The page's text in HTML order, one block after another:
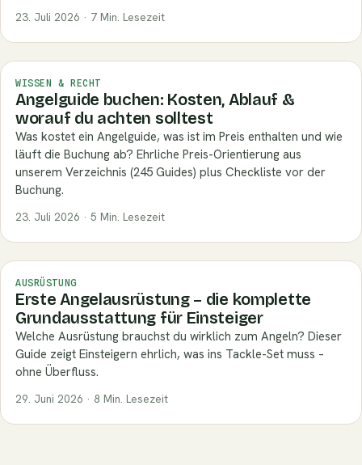
23. Juli 2026 · 7 Min. Lesezeit
WISSEN & RECHT
Angelguide buchen: Kosten, Ablauf &
worauf du achten solltest
Was kostet ein Angelguide, was ist im Preis enthalten und wie
läuft die Buchung ab? Ehrliche Preis-Orientierung aus
unserem Verzeichnis (245 Guides) plus Checkliste vor der
Buchung.
23. Juli 2026 · 5 Min. Lesezeit
AUSRÜSTUNG
Erste Angelausrüstung – die komplette
Grundausstattung für Einsteiger
Welche Ausrüstung brauchst du wirklich zum Angeln? Dieser
Guide zeigt Einsteigern ehrlich, was ins Tackle-Set muss –
ohne Überfluss.
29. Juni 2026 · 8 Min. Lesezeit